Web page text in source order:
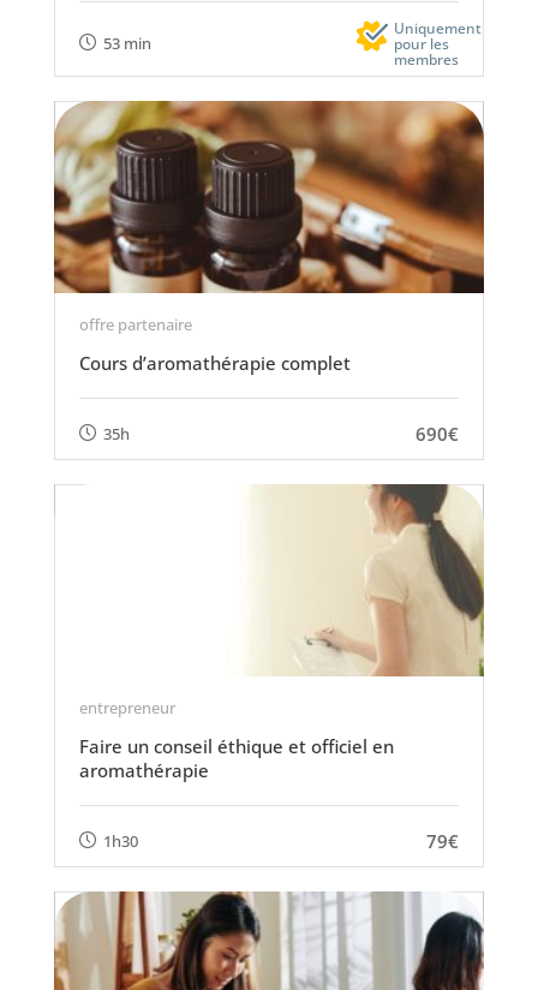
53 min
Uniquement
pour les
membres
offre partenaire
Cours d’aromathérapie complet
35h 690€
entrepreneur
Faire un conseil éthique et officiel en
aromathérapie
1h30 79€